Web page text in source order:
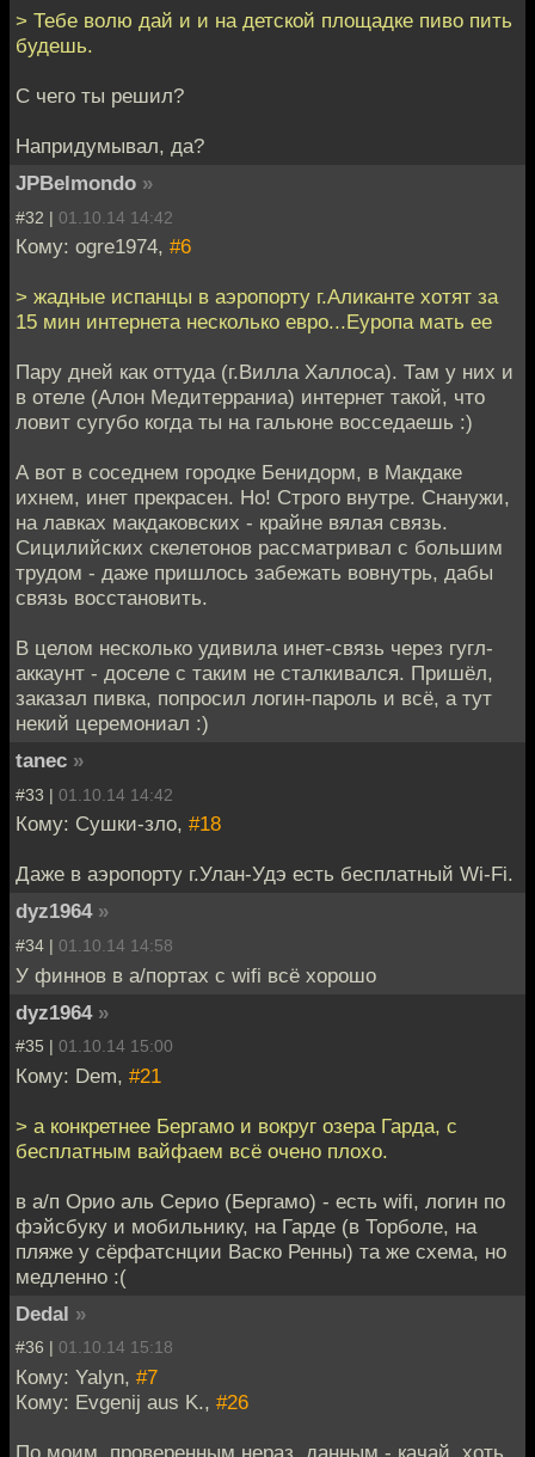
> Тебе волю дай и и на детской площадке пиво пить
будешь.
С чего ты решил?
Напридумывал, да?
JPBelmondo »
#32 | 01.10.14 14:42
Кому: ogre1974, #6
> жадные испанцы в аэропорту г.Аликанте хотят за
15 мин интернета несколько евро...Еуропа мать ее
Пару дней как оттуда (г.Вилла Халлоса). Там у них и
в отеле (Алон Медитерраниа) интернет такой, что
ловит сугубо когда ты на гальюне восседаешь :)
А вот в соседнем городке Бенидорм, в Макдаке
ихнем, инет прекрасен. Но! Строго внутре. Снанужи,
на лавках макдаковских - крайне вялая связь.
Сицилийских скелетонов рассматривал с большим
трудом - даже пришлось забежать вовнутрь, дабы
связь восстановить.
В целом несколько удивила инет-связь через гугл-
аккаунт - доселе с таким не сталкивался. Пришёл,
заказал пивка, попросил логин-пароль и всё, а тут
некий церемониал :)
tanec »
#33 | 01.10.14 14:42
Кому: Сушки-зло, #18
Даже в аэропорту г.Улан-Удэ есть бесплатный Wi-Fi.
dyz1964 »
#34 | 01.10.14 14:58
У финнов в а/портах с wifi всё хорошо
dyz1964 »
#35 | 01.10.14 15:00
Кому: Dem, #21
> а конкретнее Бергамо и вокруг озера Гарда, с
бесплатным вайфаем всё очено плохо.
в а/п Орио аль Серио (Бергамо) - есть wifi, логин по
фэйсбуку и мобильнику, на Гарде (в Торболе, на
пляже у сёрфатснции Васко Ренны) та же схема, но
медленно :(
Dedal »
#36 | 01.10.14 15:18
Кому: Yalyn, #7
Кому: Evgenij aus K., #26
По моим, проверенным нераз, данным - качай, хоть